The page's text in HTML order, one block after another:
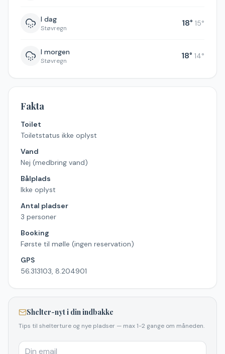
I dag
Støvregn 18° 15°
I morgen
Støvregn 18° 14°
Fakta
Toilet
Toiletstatus ikke oplyst
Vand
Nej (medbring vand)
Bålplads
Ikke oplyst
Antal pladser
3 personer
Booking
Første til mølle (ingen reservation)
GPS
56.313103, 8.204901
Shelter-nyt i din indbakke
Tips til shelterture og nye pladser — max 1-2 gange om måneden.